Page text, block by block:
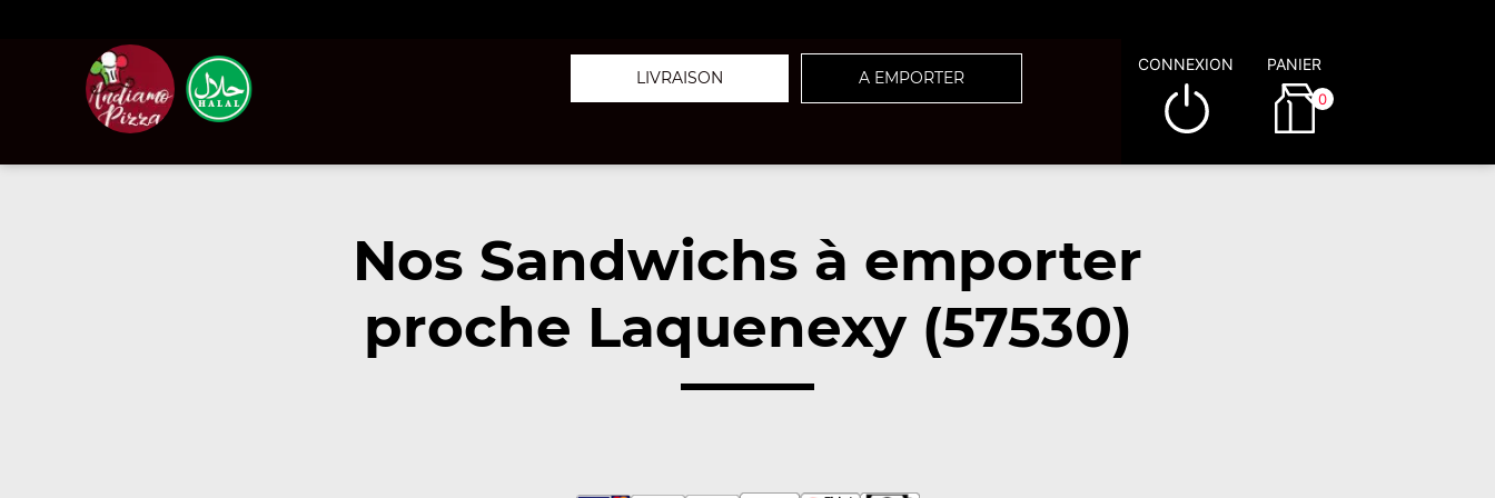
LIVRAISON A EMPORTER
CONNEXION PANIER
0
Nos Sandwichs à emporter
proche Laquenexy (57530)